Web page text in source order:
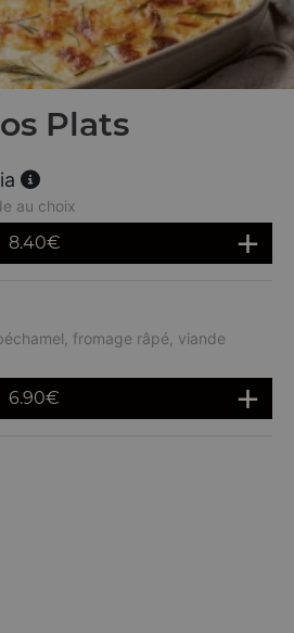
Plats
au choix
8.40€
fromage râpé, viande
6.90€